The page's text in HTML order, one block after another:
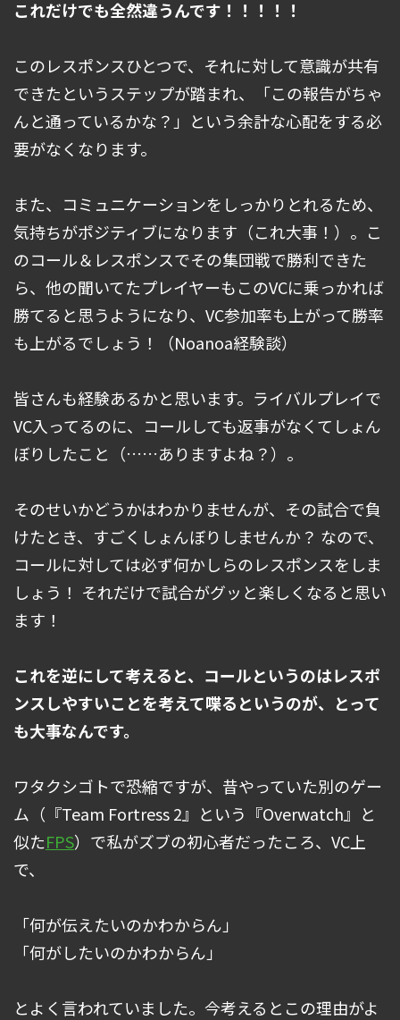
これだけでも全然違うんです！！！！！
このレスポンスひとつで、それに対して意識が共有
できたというステップが踏まれ、「この報告がちゃ
んと通っているかな？」という余計な心配をする必
要がなくなります。
また、コミュニケーションをしっかりとれるため、
気持ちがポジティブになります（これ大事！）。こ
のコール＆レスポンスでその集団戦で勝利できた
ら、他の聞いてたプレイヤーもこのVCに乗っかれば
勝てると思うようになり、VC参加率も上がって勝率
も上がるでしょう！（Noanoa経験談）
皆さんも経験あるかと思います。ライバルプレイで
VC入ってるのに、コールしても返事がなくてしょん
ぼりしたこと（……ありますよね？）。
そのせいかどうかはわかりませんが、その試合で負
けたとき、すごくしょんぼりしませんか？ なので、
コールに対しては必ず何かしらのレスポンスをしま
しょう！ それだけで試合がグッと楽しくなると思い
ます！
これを逆にして考えると、コールというのはレスポ
ンスしやすいことを考えて喋るというのが、とって
も大事なんです。
ワタクシゴトで恐縮ですが、昔やっていた別のゲー
ム（『Team Fortress 2』という『Overwatch』と
似たFPS）で私がズブの初心者だったころ、VC上
で、
「何が伝えたいのかわからん」
「何がしたいのかわからん」
とよく言われていました。今考えるとこの理由がよ